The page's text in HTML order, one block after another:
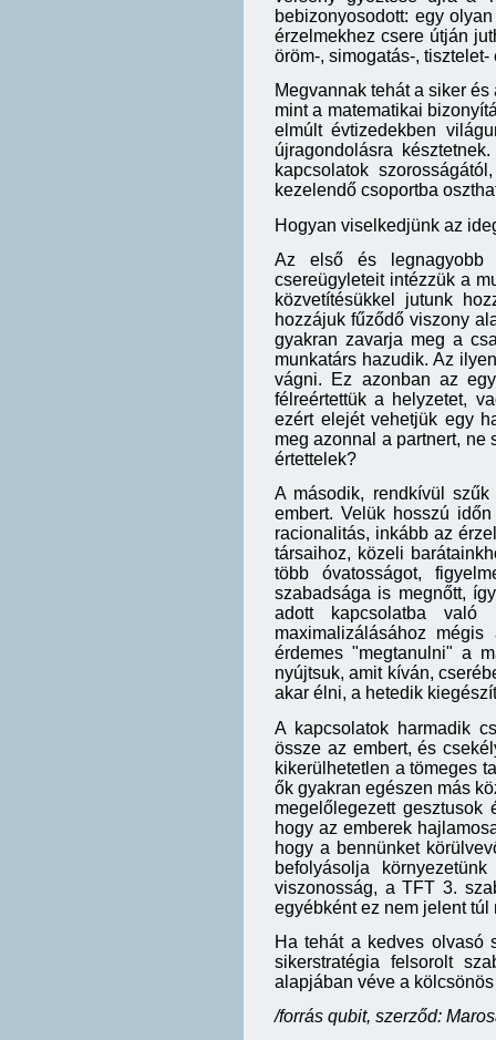
bebizonyosodott: egy
érzelmekhez csere útján
öröm-, simogatás-,
Megvannak tehát a siker
mint a matematikai
elmúlt évtizedekben
újragondolásra
kapcsolatok
kezelendő csoportba
Hogyan viselkedjünk az
Az első és legnagyobb
csereügyleteit intézzük a
közvetítésükkel jutunk
hozzájuk fűződő viszony
gyakran zavarja meg a
munkatárs hazudik. Az
vágni. Ez azonban az
félreértettük a helyzetet,
ezért elejét vehetjük egy
meg azonnal a partnert,
értettelek?
A második, rendkívül
embert. Velük hosszú
racionalitás, inkább az
társaihoz, közeli
több óvatosságot,
szabadsága is megnőtt,
adott kapcsolatba való
maximalizálásához
érdemes "megtanulni" a
nyújtsuk, amit kíván,
akar élni, a hetedik
A kapcsolatok harmadik
össze az embert, és
kikerülhetetlen a tömeges
ők gyakran egészen más
megelőlegezett
hogy az emberek
hogy a bennünket
befolyásolja
viszonosság, a TFT 3.
egyébként ez nem jelent
Ha tehát a kedves olvasó
sikerstratégia felsorolt
alapjában véve a
/forrás qubit, szerződ: